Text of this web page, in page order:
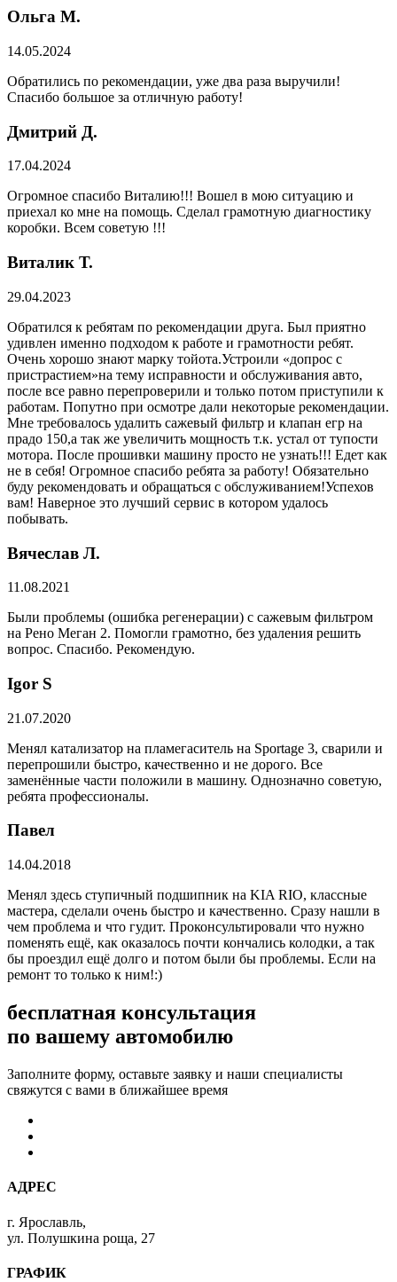
Ольга М.
14.05.2024
Обратились по рекомендации, уже два раза выручили!
Спасибо большое за отличную работу!
Дмитрий Д.
17.04.2024
Огромное спасибо Виталию!!! Вошел в мою ситуацию и
приехал ко мне на помощь. Сделал грамотную диагностику
коробки. Всем советую !!!
Виталик Т.
29.04.2023
Обратился к ребятам по рекомендации друга. Был приятно
удивлен именно подходом к работе и грамотности ребят.
Очень хорошо знают марку тойота.Устроили «допрос с
пристрастием»на тему исправности и обслуживания авто,
после все равно перепроверили и только потом приступили к
работам. Попутно при осмотре дали некоторые рекомендации.
Мне требовалось удалить сажевый фильтр и клапан егр на
прадо 150,а так же увеличить мощность т.к. устал от тупости
мотора. После прошивки машину просто не узнать!!! Едет как
не в себя! Огромное спасибо ребята за работу! Обязательно
буду рекомендовать и обращаться с обслуживанием!Успехов
вам! Наверное это лучший сервис в котором удалось
побывать.
Вячеслав Л.
11.08.2021
Были проблемы (ошибка регенерации) с сажевым фильтром
на Рено Меган 2. Помогли грамотно, без удаления решить
вопрос. Спасибо. Рекомендую.
​Igor S
21.07.2020
Менял катализатор на пламегаситель на Sportage 3, сварили и
перепрошили быстро, качественно и не дорого. Все
заменённые части положили в машину. Однозначно советую,
ребята профессионалы.
Павел
14.04.2018
Менял здесь ступичный подшипник на KIA RIO, классные
мастера, сделали очень быстро и качественно. Сразу нашли в
чем проблема и что гудит. Проконсультировали что нужно
поменять ещё, как оказалось почти кончались колодки, а так
бы проездил ещё долго и потом были бы проблемы. Если на
ремонт то только к ним!:)
бесплатная консультация
по вашему автомобилю
Заполните форму, оставьте заявку и наши специалисты
свяжутся с вами в ближайшее время
АДРЕС
г. Ярославль,
ул. Полушкина роща, 27
ГРАФИК